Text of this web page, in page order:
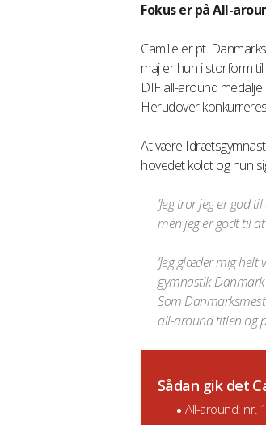
Fokus er på All-
Camille er pt.
maj er hun i storform
DIF all-around
Herudover
At være Idrætsgymnast
hovedet koldt og hun
’Jeg tror jeg er god
men jeg er godt til
’Jeg glæder mig
gymnastik-
Som
all-around titlen og
Sådan gik det
All-around: nr. 1